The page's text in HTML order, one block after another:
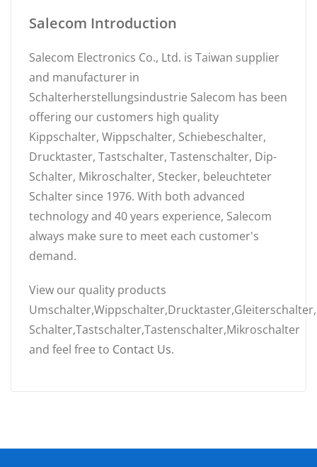
Salecom Introduction
Salecom Electronics Co., Ltd. is Taiwan supplier
and manufacturer in
Schalterherstellungsindustrie Salecom has been
offering our customers high quality
Kippschalter, Wippschalter, Schiebeschalter,
Drucktaster, Tastschalter, Tastenschalter, Dip-
Schalter, Mikroschalter, Stecker, beleuchteter
Schalter since 1976. With both advanced
technology and 40 years experience, Salecom
always make sure to meet each customer's
demand.
View our quality products
Schalter,Tastschalter,Tastenschalter,Mikroschalter
and feel free to Contact Us.